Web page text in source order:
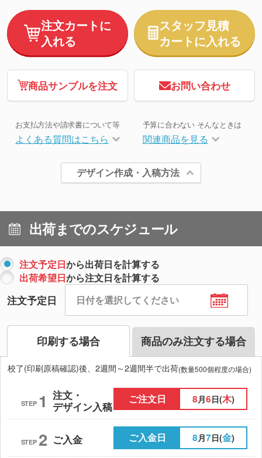
注文カートに
入れる
スタッフ見積
カートに入れる
商品サンプルを注文 お問い合わせ
お支払方法や請求書について等
よくある質問はこちら
予算に合わない そんなときは
関連商品を見る
デザイン作成・入稿方法
出荷までのスケジュール
注文予定日から出荷日を計算する
出荷希望日から注文日を計算する
注文予定日
印刷する場合 商品のみ注文する場合
校了(印刷原稿確認)後、2週間～2週間半で出荷(数量500個程度の場合)
STEP 1 注文・
デザイン入稿
ご注文日 8月6日(木)
STEP 2 ご入金 ご入金日 8月7日(金)